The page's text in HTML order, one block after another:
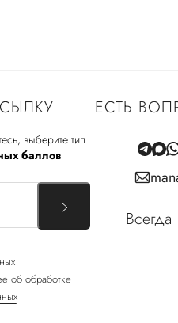
выберите тип
баллов
об обработке
ЕСТЬ